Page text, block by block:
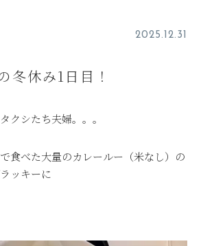
2025.12.31
冬休み1日目！
クシたち夫婦。。。
食べた大量のカレールー（米なし）の
ッキーに